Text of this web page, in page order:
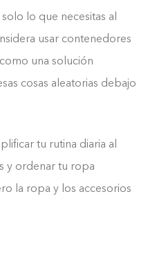
lo que necesitas al
usar contenedores
una solución
cosas aleatorias debajo
tu rutina diaria al
y ordenar tu ropa
la ropa y los accesorios